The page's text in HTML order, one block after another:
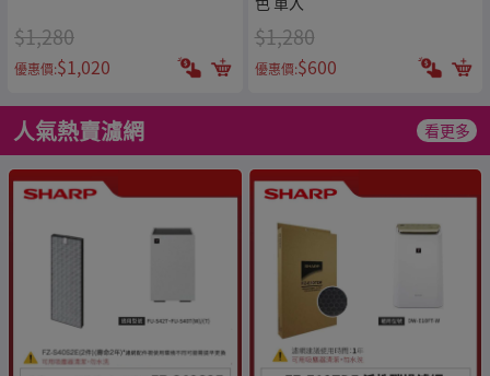
$1,280
優惠價:$1,020
$1,280
優惠價:$600
人氣熱賣濾網 看更多